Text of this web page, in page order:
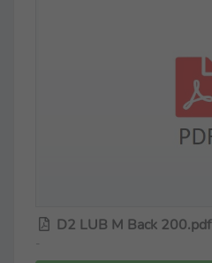
D2 LUB M Back 200.pdf
-